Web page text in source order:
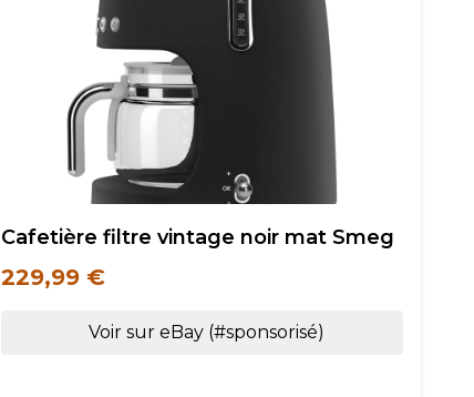
Cafetière filtre vintage noir mat Smeg
229,99 €
Voir sur eBay (#sponsorisé)